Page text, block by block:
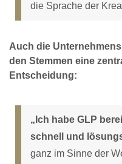
die Sprache der
Auch die
den Stemmen eine
Entscheidung:
„Ich habe GLP
schnell und
ganz im Sinne der